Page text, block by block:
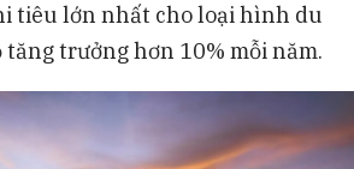
tiêu lớn nhất cho loại hình du
trưởng hơn 10% mỗi năm.